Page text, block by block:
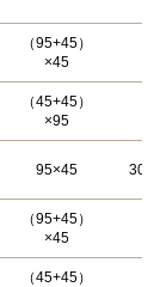
（95+45）
×45
（45+45）
×95
95×45
（95+45）
×45
（45+45）